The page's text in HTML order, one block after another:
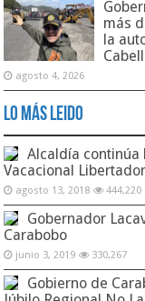
más
la
agosto 4, 2026
Lo Más Leido
Alcaldía continúa
Vacacional
agosto 13, 2018 444,220
Gobernador
Carabobo
junio 3, 2019 330,267
Gobierno de